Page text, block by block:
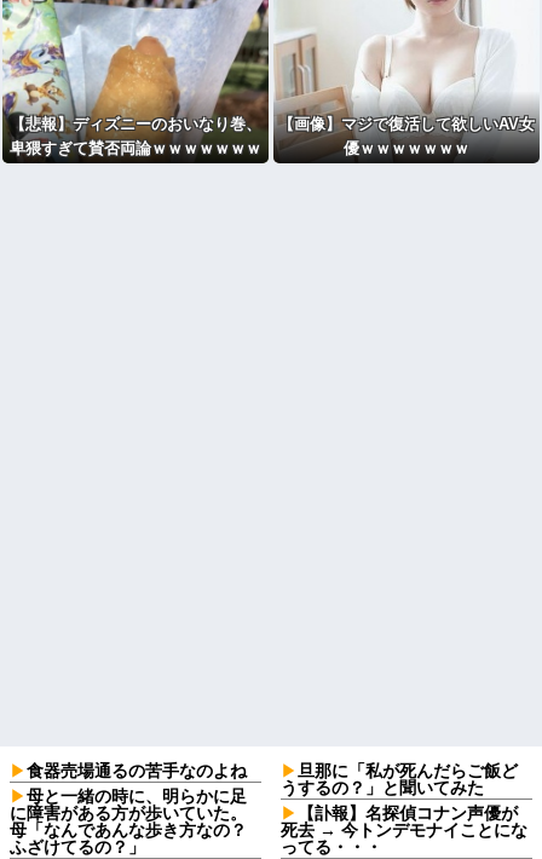
【悲報】ディズニーのおいなり巻、
卑猥すぎて賛否両論ｗｗｗｗｗｗｗ
【画像】マジで復活して欲しいAV女
優ｗｗｗｗｗｗｗ
食器売場通るの苦手なのよね
母と一緒の時に、明らかに足
に障害がある方が歩いていた。
母「なんであんな歩き方なの？
ふざけてるの？」
旦那に「私が死んだらご飯ど
うするの？」と聞いてみた
【訃報】名探偵コナン声優が
死去 → 今トンデモナイことにな
ってる・・・